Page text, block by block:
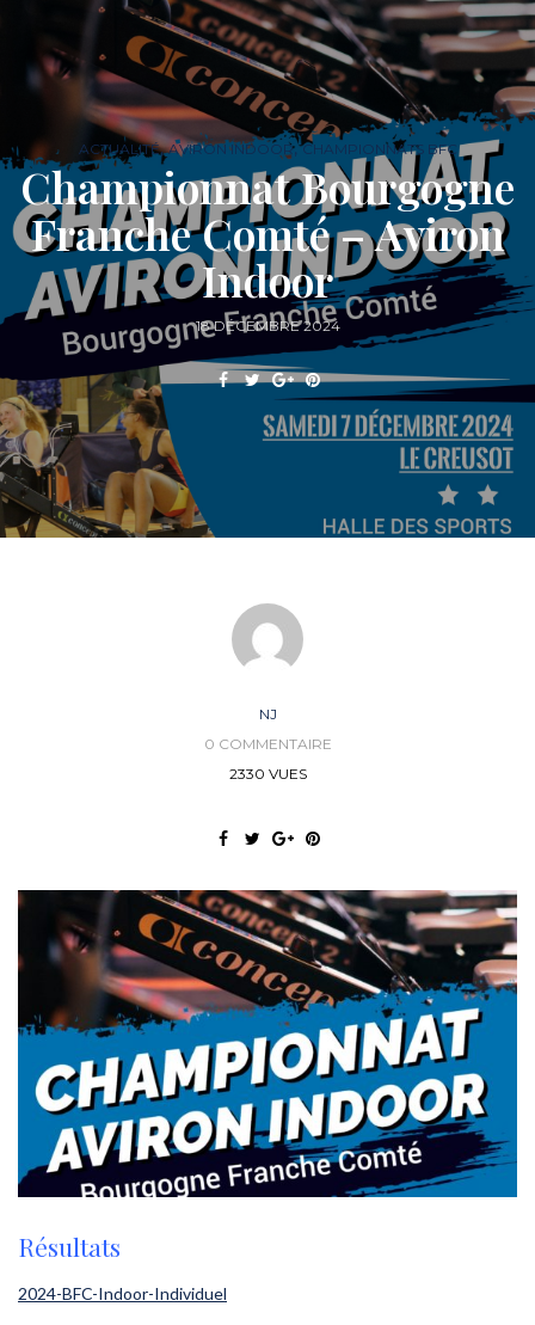
ACTUALITÉ,AVIRON INDOOR,CHAMPIONNATS BFC
Championnat Bourgogne
Franche Comté – Aviron
Indoor
18 DÉCEMBRE 2024
NJ
0 COMMENTAIRE
2330 VUES
Résultats
2024-BFC-Indoor-Individuel